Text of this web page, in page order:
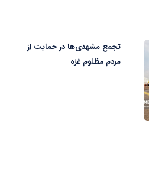
تجمع مشهدی‌ها در حمایت از
مردم مظلوم غزه